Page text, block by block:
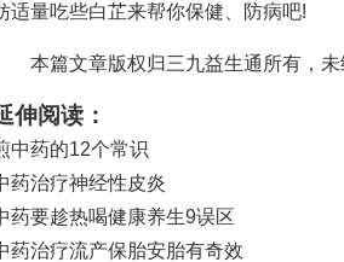
适量吃些白芷来帮你保健、防病吧!
本篇文章版权归三九益生通所有，未
伸阅读：
中药的12个常识
药治疗神经性皮炎
药要趁热喝健康养生9误区
药治疗流产保胎安胎有奇效